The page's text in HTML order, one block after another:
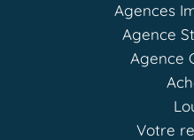
Agences
Agence
Agence
Votre